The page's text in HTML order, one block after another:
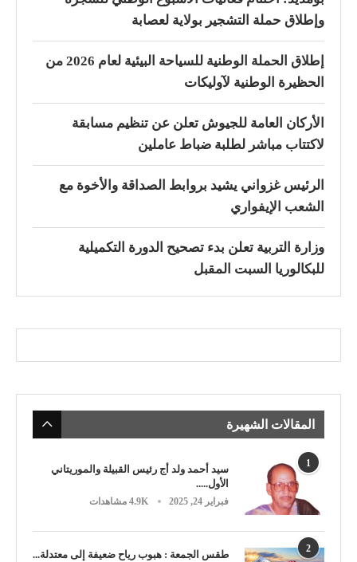
وإطلاق حملة التشجير بولاية لعصابة
إطلاق الحملة الوطنية للسياحة البيئية لعام 2026 من
الحظيرة الوطنية لآوليكات
الأركان العامة للجيوش تعلن عن تنظيم مسابقة
لاكتتاب مباشر لطلبة ضباط عاملين
الرئيس غزواني يشيد بروابط الصداقة والأخوة مع
الشعب الإيفواري
وزارة التربية تعلن بدء تصحيح الدورة التكميلية
للبكالوريا السبت المقبل
المقالات الشهيرة
1
سيد أحمد ولد أج رئيس القبيلة والموريتاني
الأول.....
فبراير 24, 2025 4.9K مشاهدات
2 طقس الجمعة : هبوب رياح ضعيفة إلى معتدلة...